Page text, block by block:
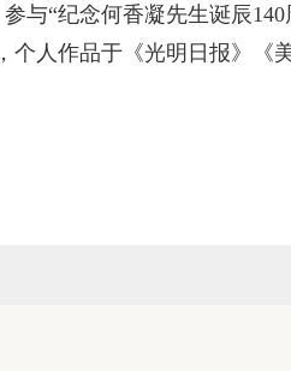
与“纪念何香凝先生诞辰
个人作品于《光明日报》